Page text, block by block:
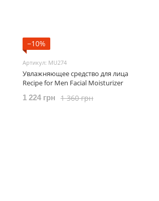
−10%
Артикул: MU274
Увлажняющее средство для лица
Recipe for Men Facial Moisturizer
1 360 грн
1 224 грн